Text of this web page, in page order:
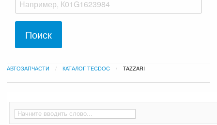
АВТОЗАПЧАСТИ КАТАЛОГ TECDOC ТЕКУЩАЯ:
TAZZARI